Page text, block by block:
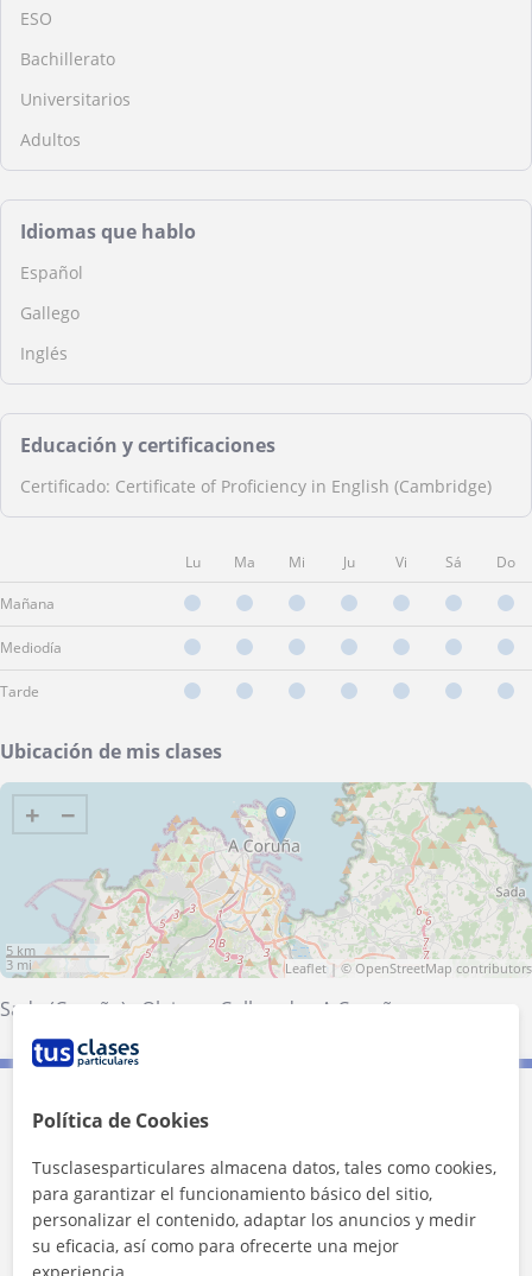
ESO
Bachillerato
Universitarios
Adultos
Idiomas que hablo
Español
Gallego
Inglés
Educación y certificaciones
Certificado: Certificate of Proficiency in English (Cambridge)
Lu Ma Mi Ju Vi Sá Do
Mañana
Mediodía
Tarde
Ubicación de mis clases
+ −
5 km
3 mi
Leaflet| © OpenStreetMap contributors
Sada (Coruña) Oleiros Culleredo A Coruña
Contacta con Nerea
Tarifa 15€/h
1ª clase gratis
Política de Cookies
Tusclasesparticulares almacena datos, tales como cookies,
para garantizar el funcionamiento básico del sitio,
personalizar el contenido, adaptar los anuncios y medir
su eficacia, así como para ofrecerte una mejor
experiencia.